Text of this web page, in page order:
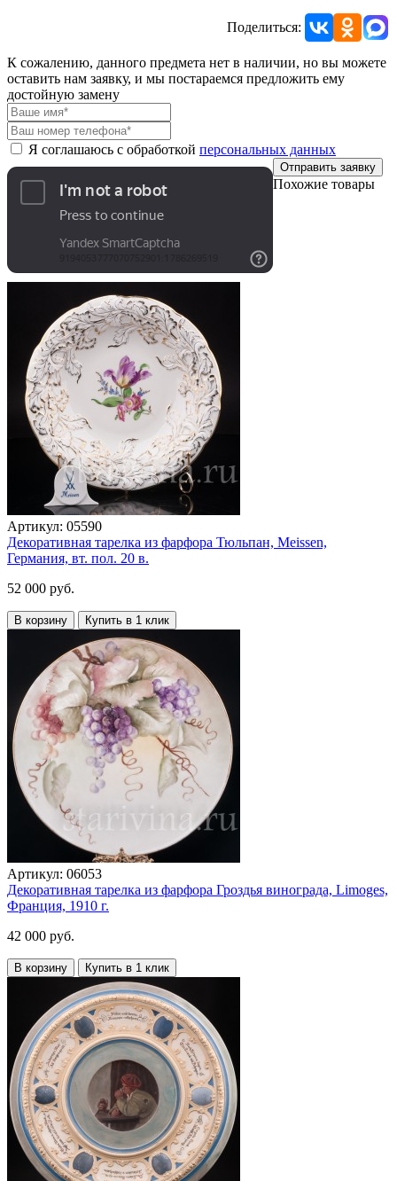
Поделиться:
К сожалению, данного предмета нет в наличии, но вы можете
оставить нам заявку, и мы постараемся предложить ему
достойную замену
Я соглашаюсь с обработкой персональных данных
Отправить заявку
Похожие товары
Артикул: 05590
Декоративная тарелка из фарфора Тюльпан, Meissen,
Германия, вт. пол. 20 в.
52 000 руб.
В корзину Купить в 1 клик
Артикул: 06053
Декоративная тарелка из фарфора Гроздья винограда, Limoges,
Франция, 1910 г.
42 000 руб.
В корзину Купить в 1 клик